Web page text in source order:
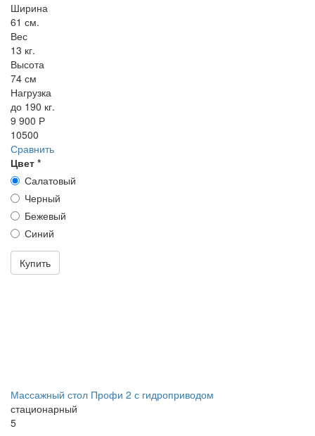
Ширина
61 см.
Вес
13 кг.
Высота
74 см
Нагрузка
до 190 кг.
9 900 Р
10500
Сравнить
Цвет *
Салатовый
Черный
Бежевый
Синий
Купить
Массажный стол Профи 2 с гидроприводом
стационарный
5